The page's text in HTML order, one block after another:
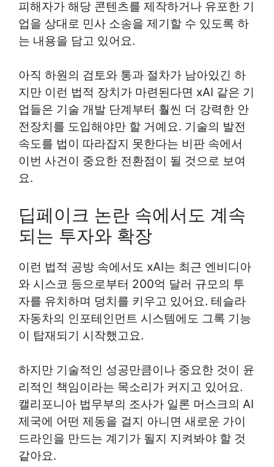
피해자가 해당 콘텐츠를 제작하거나 유포한 기
업을 상대로 민사 소송을 제기할 수 있도록 하
는 내용을 담고 있어요.
아직 하원의 검토와 통과 절차가 남아있긴 하
지만 이런 법적 장치가 마련된다면 xAI 같은 기
업들은 기술 개발 단계부터 훨씬 더 강력한 안
전장치를 도입해야만 할 거예요. 기술의 발전
속도를 법이 따라잡지 못한다는 비판 속에서
이번 사건이 중요한 전환점이 될 것으로 보여
요.
딥페이크 논란 속에서도 계속
되는 투자와 확장
이런 법적 공방 속에서도 xAI는 최근 엔비디아
와 시스코 등으로부터 200억 달러 규모의 투
자를 유치하며 덩치를 키우고 있어요. 테슬라
자동차의 인포테인먼트 시스템에도 그록 기능
이 탑재되기 시작했고요.
하지만 기술적인 성공만큼이나 중요한 것이 윤
리적인 책임이라는 목소리가 커지고 있어요.
캘리포니아 법무부의 조사가 일론 머스크의 AI
제국에 어떤 제동을 걸지 아니면 새로운 가이
드라인을 만드는 계기가 될지 지켜봐야 할 것
같아요.